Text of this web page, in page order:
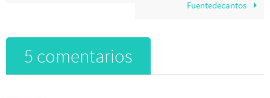
Fuentedecantos
5 comentarios